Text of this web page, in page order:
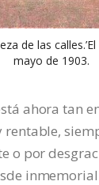
de las
mayo de 1903.
ahora tan
rentable,
o por
inmemorial